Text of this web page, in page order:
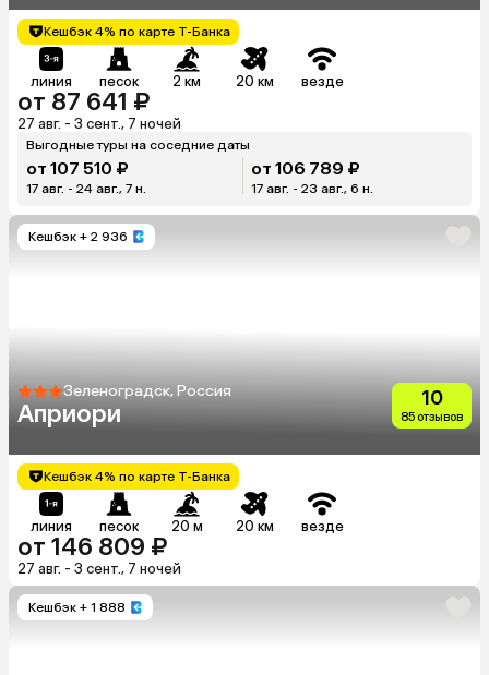
Кешбэк 4% по карте Т-Банка
линия песок 2 км 20 км везде
от 87 641 ₽
27 авг. - 3 сент., 7 ночей
Выгодные туры на соседние даты
от 107 510 ₽
17 авг. - 24 авг., 7 н.
от 106 789 ₽
17 авг. - 23 авг., 6 н.
Кешбэк + 2 936
Зеленоградск, Россия
Априори
10
85 отзывов
Кешбэк 4% по карте Т-Банка
линия песок 20 м 20 км везде
от 146 809 ₽
27 авг. - 3 сент., 7 ночей
Кешбэк + 1 888